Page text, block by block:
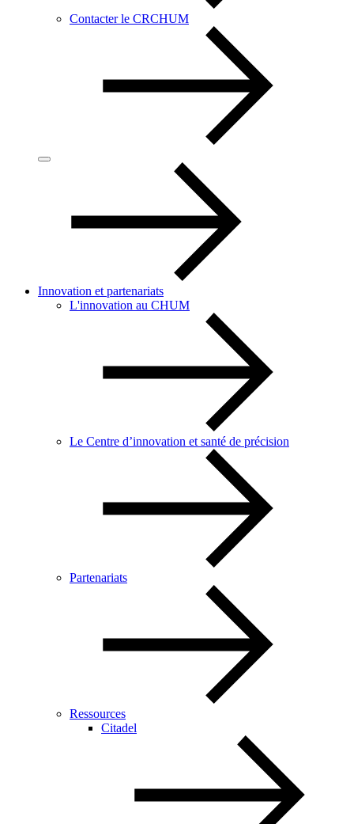
Contacter le CRCHUM
Innovation et partenariats
L'innovation au CHUM
Le Centre d’innovation et santé de précision
Partenariats
Ressources
Citadel